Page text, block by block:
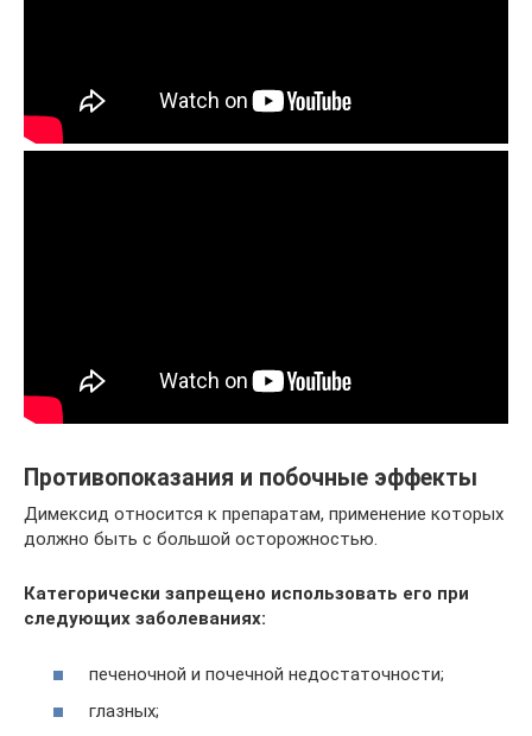
Противопоказания и побочные эффекты
Димексид относится к препаратам, применение которых
должно быть с большой осторожностью.
Категорически запрещено использовать его при
следующих заболеваниях:
печеночной и почечной недостаточности;
глазных;